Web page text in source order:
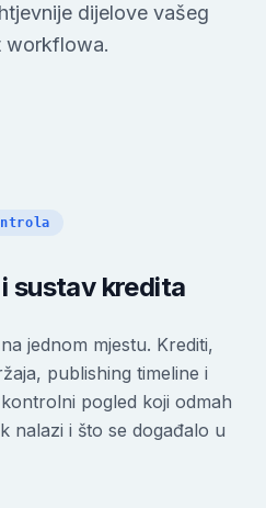
dijelove vašeg
workflowa.
sustav kredita
jednom mjestu. Krediti,
publishing timeline i
pogled koji odmah
nalazi i što se događalo u